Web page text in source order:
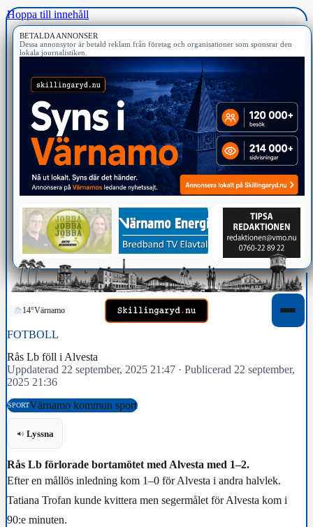
Hoppa till innehåll
BETALDA ANNONSER
Dessa annonsytor är betald reklam från företag och organisationer som sponsrar den
lokala journalistiken.
14°Värnamo
FOTBOLL
Rås Lb föll i Alvesta
Uppdaterad 22 september, 2025 21:47 · Publicerad 22 september,
2025 21:36
SPORTVärnamo kommun sport
Lyssna
Rås Lb förlorade bortamötet med Alvesta med 1–2.
Efter en mållös inledning kom 1–0 för Alvesta i andra halvlek.
Tatiana Trofan kunde kvittera men segermålet för Alvesta kom i
90:e minuten.